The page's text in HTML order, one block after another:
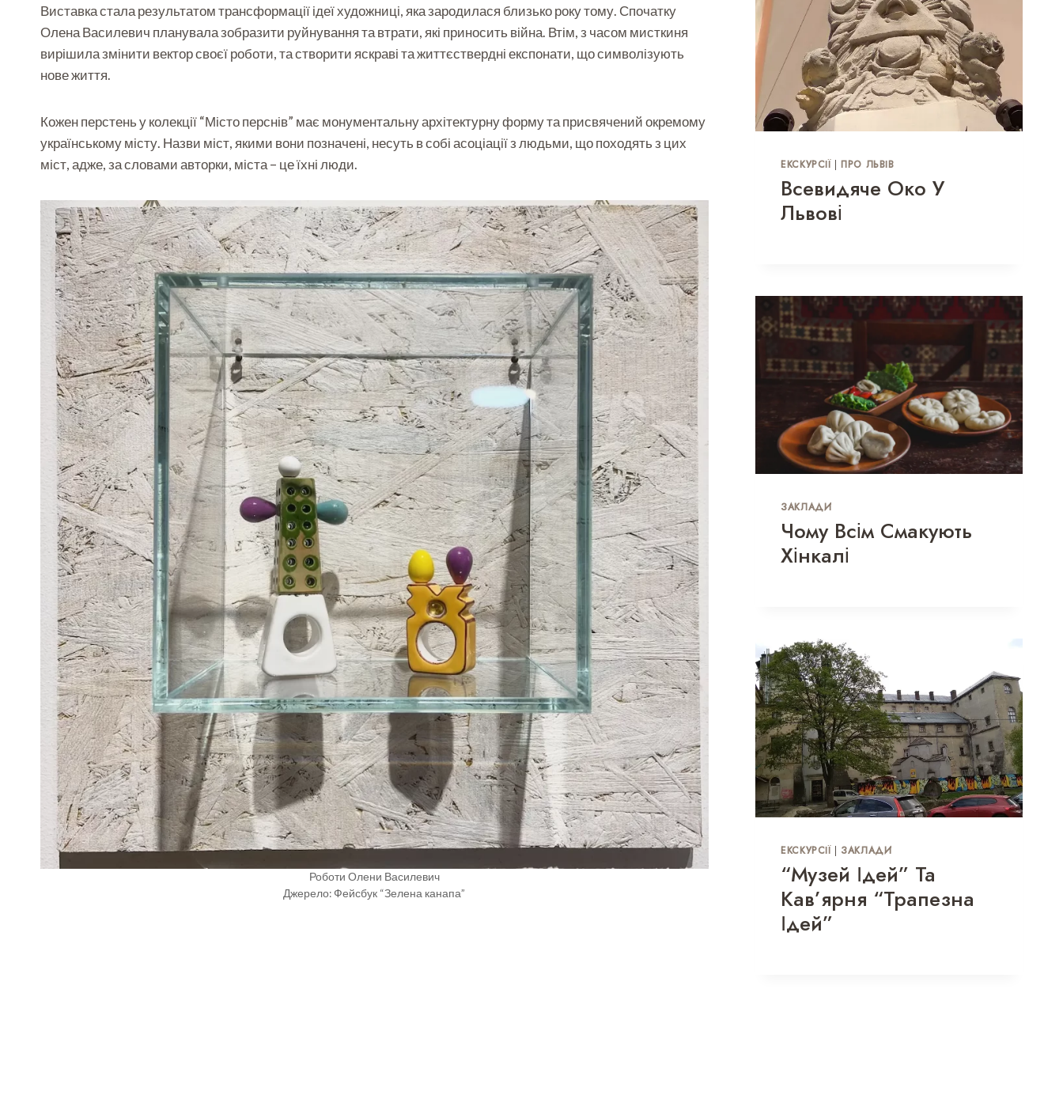
Виставка стала результатом трансформації ідеї художниці, яка зародилася близько року тому. Спочатку
Олена Василевич планувала зобразити руйнування та втрати, які приносить війна. Втім, з часом мисткиня
вирішила змінити вектор своєї роботи, та створити яскраві та життєствердні експонати, що символізують
нове життя.
Кожен перстень у колекції “Місто перснів” має монументальну архітектурну форму та присвячений окремому
українському місту. Назви міст, якими вони позначені, несуть в собі асоціації з людьми, що походять з цих
міст, адже, за словами авторки, міста – це їхні люди.
Роботи Олени Василевич
Джерело: Фейсбук “Зелена канапа”
ЕКСКУРСІЇ|ПРО ЛЬВІВ
Всевидяче Око У
Львові
ЗАКЛАДИ
Чому Всім Смакують
Хінкалі
ЕКСКУРСІЇ| ЗАКЛАДИ
“Музей Ідей” Та
Кав’ярня “Трапезна
Ідей”